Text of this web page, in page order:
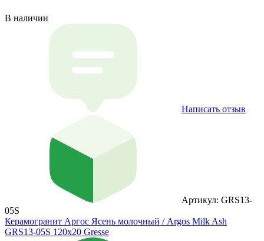
В наличии
Написать отзыв
Артикул: GRS13-
05S
Керамогранит Аргос Ясень молочный / Argos Milk Ash
GRS13-05S 120x20 Gresse